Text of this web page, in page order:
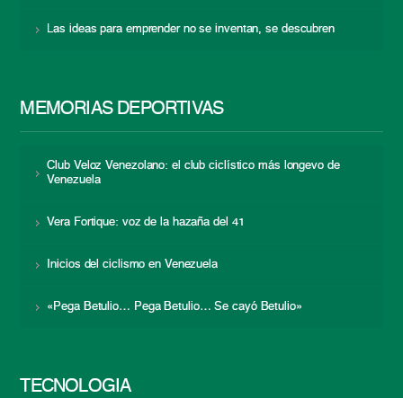
Las ideas para emprender no se inventan, se descubren
MEMORIAS DEPORTIVAS
Club Veloz Venezolano: el club ciclístico más longevo de
Venezuela
Vera Fortique: voz de la hazaña del 41
Inicios del ciclismo en Venezuela
«Pega Betulio… Pega Betulio… Se cayó Betulio»
TECNOLOGÍA